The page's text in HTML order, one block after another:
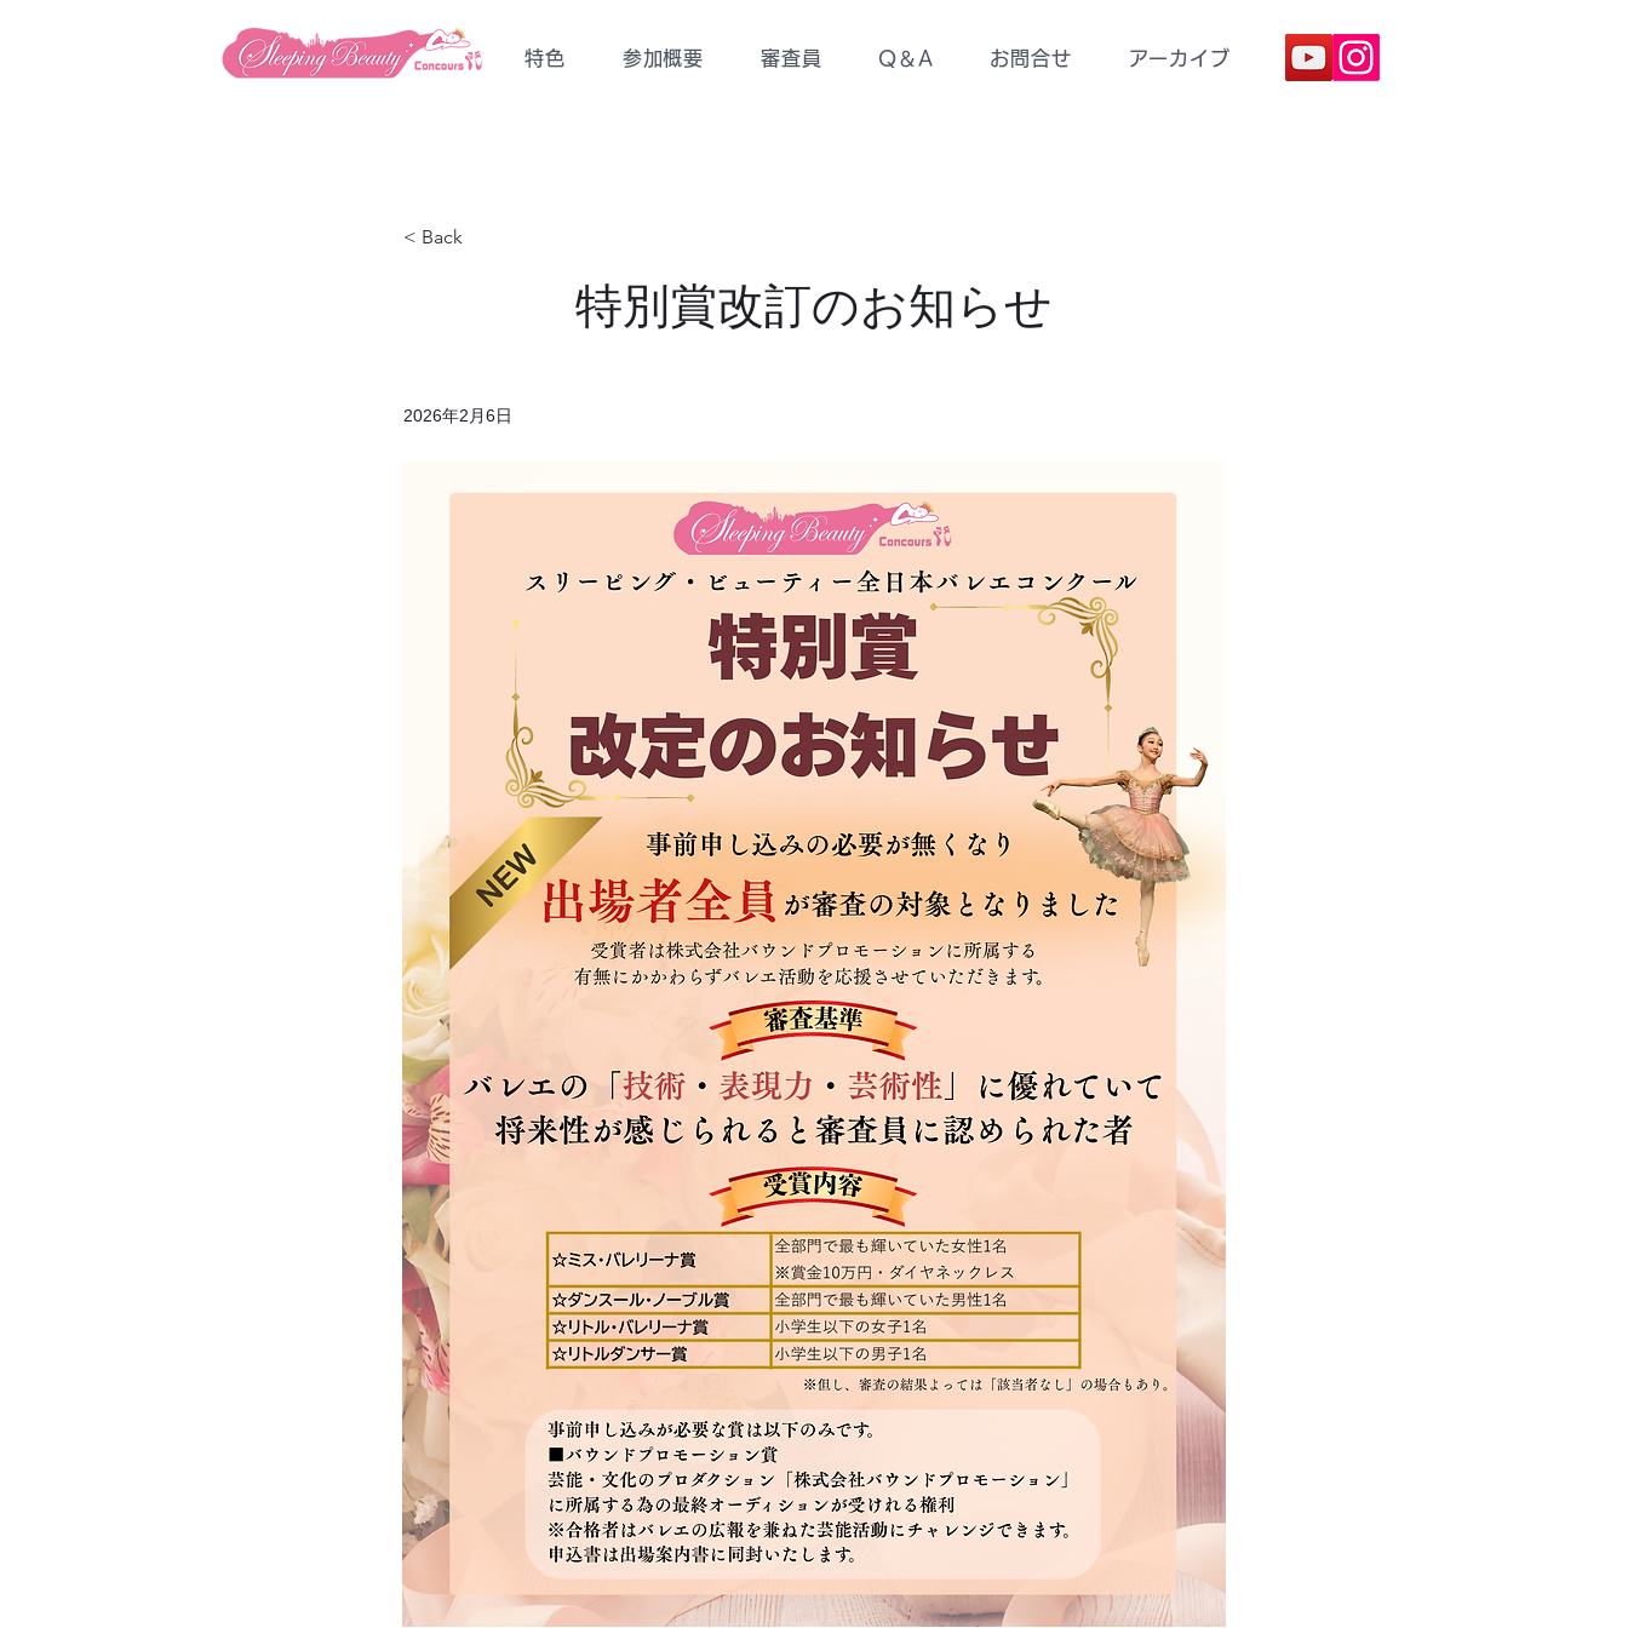
特色 参加概要 審査員 Q＆A お問合せ アーカイブ
< Back
特別賞改訂のお知らせ
2026年2月6日